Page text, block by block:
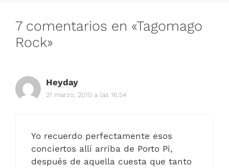
7 comentarios en «Tagomago
Rock»
Heyday
21 marzo, 2010 a las 16:54
Yo recuerdo perfectamente esos
conciertos allí arriba de Porto Pi,
después de aquella cuesta que tanto